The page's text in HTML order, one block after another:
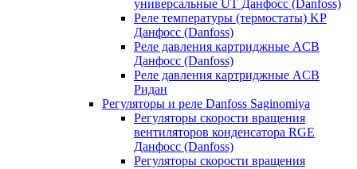
универсальные UT Данфосс (Danfoss)
Реле температуры (термостаты) KP
Данфосс (Danfoss)
Реле давления картриджные ACB
Данфосс (Danfoss)
Реле давления картриджные ACB
Ридан
Регуляторы и реле Danfoss Saginomiya
Регуляторы скорости вращения
вентиляторов конденсатора RGE
Данфосс (Danfoss)
Регуляторы скорости вращения